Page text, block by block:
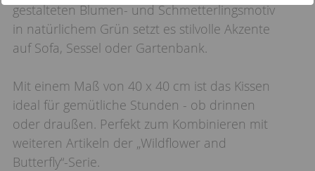
gestalteten Blumen- und Schmetterlingsmotiv
in natürlichem Grün setzt es stilvolle Akzente
auf Sofa, Sessel oder Gartenbank.
Mit einem Maß von 40 x 40 cm ist das Kissen
ideal für gemütliche Stunden - ob drinnen
oder draußen. Perfekt zum Kombinieren mit
weiteren Artikeln der „Wildflower and
Butterfly“-Serie.